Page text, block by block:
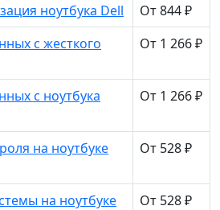
ноутбука Dell
От 844 ₽
с жесткого
От 1 266 ₽
с ноутбука
От 1 266 ₽
на ноутбуке
От 528 ₽
на ноутбуке
От 528 ₽